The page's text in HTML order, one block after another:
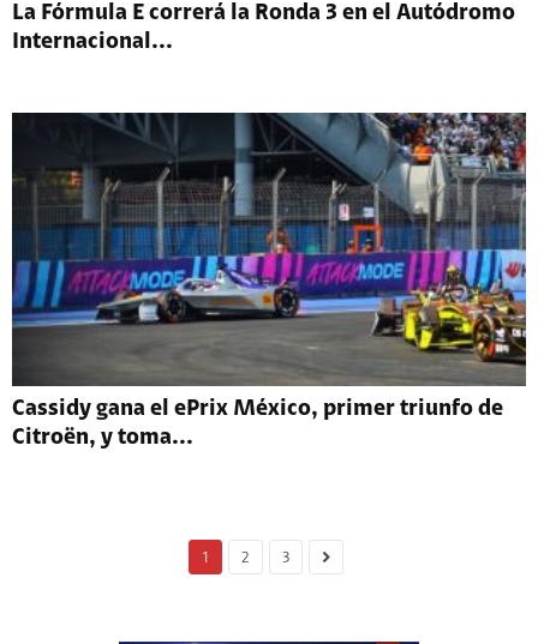
La Fórmula E correrá la Ronda 3 en el Autódromo
Internacional...
Cassidy gana el ePrix México, primer triunfo de
Citroën, y toma...
1 2 3